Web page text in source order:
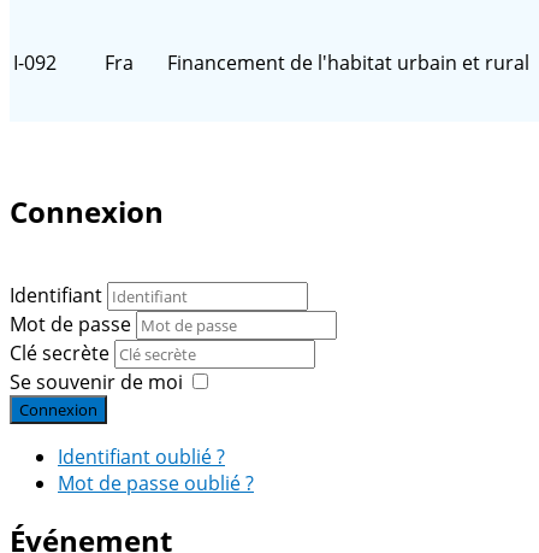
I-092 Fra Financement de l'habitat urbain et rural
Connexion
Identifiant
Mot de passe
Clé secrète
Se souvenir de moi
Connexion
Identifiant oublié ?
Mot de passe oublié ?
Événement